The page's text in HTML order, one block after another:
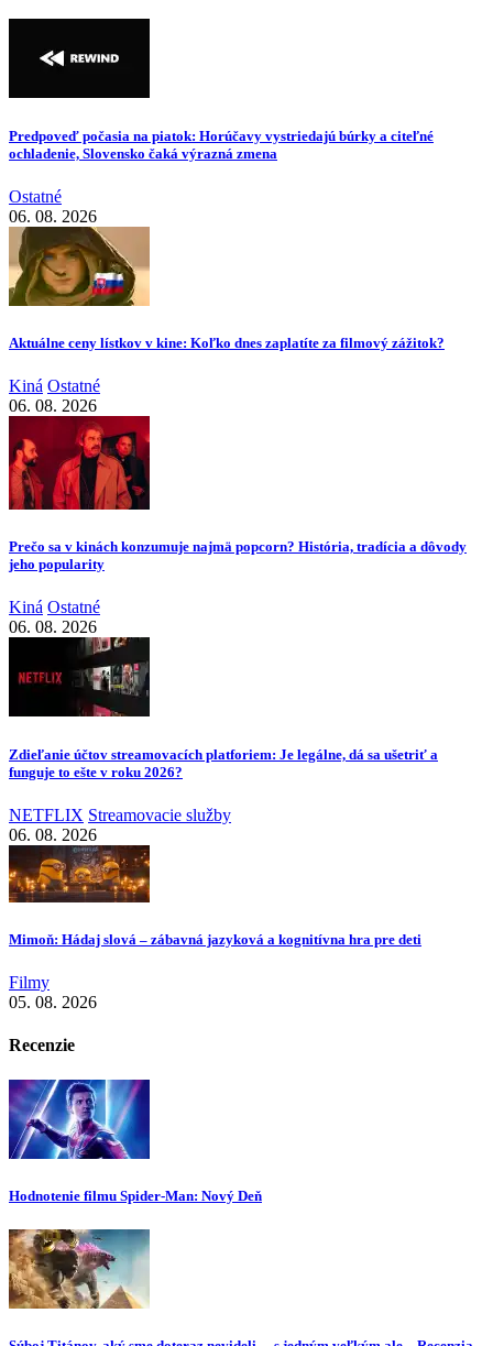
Predpoveď počasia na piatok: Horúčavy vystriedajú búrky a citeľné
ochladenie, Slovensko čaká výrazná zmena
Ostatné
06. 08. 2026
Aktuálne ceny lístkov v kine: Koľko dnes zaplatíte za filmový zážitok?
Kiná Ostatné
06. 08. 2026
Prečo sa v kinách konzumuje najmä popcorn? História, tradícia a dôvody
jeho popularity
Kiná Ostatné
06. 08. 2026
Zdieľanie účtov streamovacích platforiem: Je legálne, dá sa ušetriť a
funguje to ešte v roku 2026?
NETFLIX Streamovacie služby
06. 08. 2026
Mimoň: Hádaj slová – zábavná jazyková a kognitívna hra pre deti
Filmy
05. 08. 2026
Recenzie
Hodnotenie filmu Spider-Man: Nový Deň